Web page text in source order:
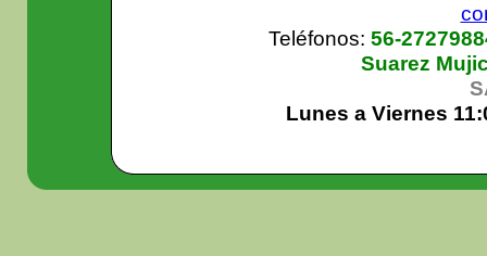
Teléfonos: 56-
Suarez
Lunes a Viernes